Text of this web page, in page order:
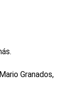
Granados,